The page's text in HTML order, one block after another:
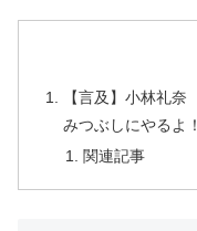
【言及】小林礼
みつぶしにやるよ
関連記事